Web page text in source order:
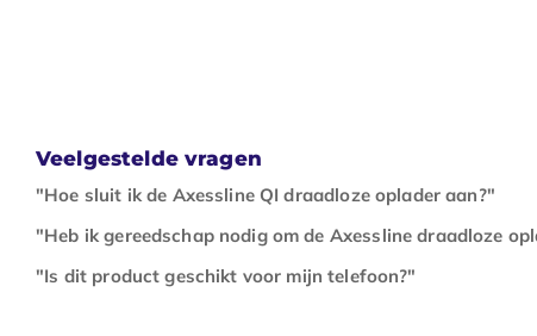
Veelgestelde vragen
"Hoe sluit ik de Axessline QI draadloze oplader aan?"
"Heb ik gereedschap nodig om de Axessline draadloze
"Is dit product geschikt voor mijn telefoon?"